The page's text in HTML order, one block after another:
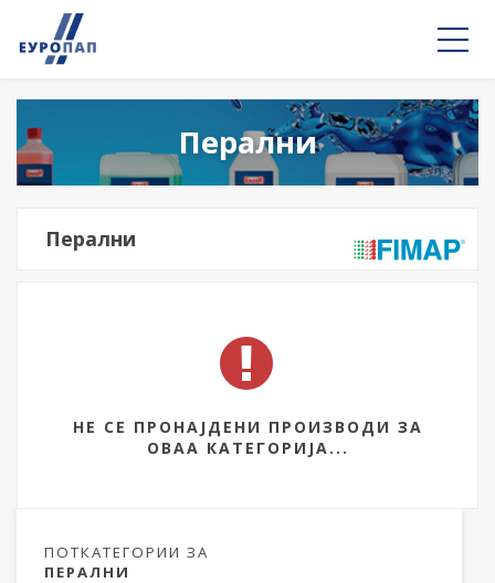
Перални
ПОТКАТЕГОРИИ ЗА
ПЕРАЛНИ
Перални
НЕ СЕ ПРОНАЈДЕНИ ПРОИЗВОДИ ЗА
ОВАА КАТЕГОРИЈА...